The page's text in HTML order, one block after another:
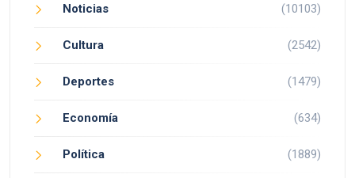
Noticias (10103)
Cultura (2542)
Deportes (1479)
Economía (634)
Política (1889)